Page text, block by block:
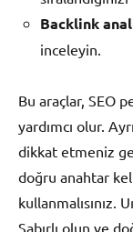
Backlink
inceleyin.
Bu araçlar, SEO
yardımcı olur.
dikkat etmeniz
doğru anahtar
kullanmalısınız.
Sabırlı olun ve